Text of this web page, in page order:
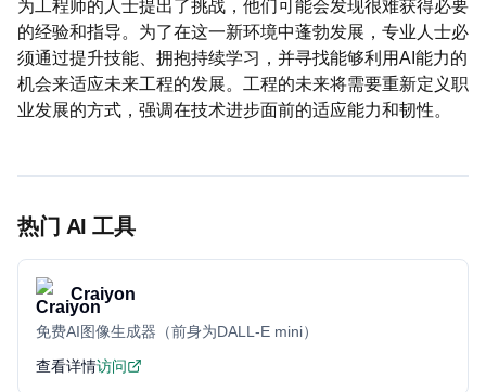
为工程师的人士提出了挑战，他们可能会发现很难获得必要
的经验和指导。为了在这一新环境中蓬勃发展，专业人士必
须通过提升技能、拥抱持续学习，并寻找能够利用AI能力的
机会来适应未来工程的发展。工程的未来将需要重新定义职
业发展的方式，强调在技术进步面前的适应能力和韧性。
热门 AI 工具
Craiyon
免费AI图像生成器（前身为DALL-E mini）
查看详情访问